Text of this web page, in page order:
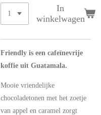
In
winkelwagen
Friendly is een cafeïnevrije
koffie uit Guatamala.
Mooie vriendelijke
chocoladetonen met het zoetje
van appel en caramel zorgt